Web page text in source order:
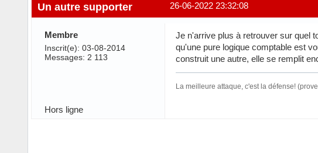
26-06-2022 23:32:08
Un autre supporter
Membre
Inscrit(e): 03-08-2014
Messages: 2 113
Je n'arrive plus à retrouver sur quel
qu'une pure logique comptable est
construit une autre, elle se remplit
La meilleure attaque, c'est la défense!
Hors ligne